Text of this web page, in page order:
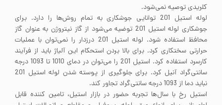
کلریدی توصیه نمی‌شود.
لوله استیل 201 توانایی جوشکاری به تمام روش‌ها را دارد. برای
جوشکاری لوله استیل 201 توضیه می‌شود از گاز نیتروژن به عنوان گاز
محافظ استفاده شود. لوله استیل 201 درزدار را نمی‌توان با عملیات
حرارتی سختکاری کرد. برای بالا بردن استحکام این آلیاژ باید از فرآیند
کارسرد استفاده کرد. استیل 201 را می‌توان در دمای 1010 تا 1093 درجه
سانتی‌گراد آنیل کرد. برای جلوگیری از پوسته شدن لوله استیل 201
نباید دما از 1093 درجه سانتی‌گراد تجاور کند.
استیل رخ با سال‌ها تجربه حضور در بازار استیل، تامین کننده قابل